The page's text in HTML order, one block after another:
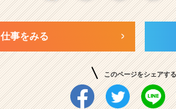
仕事をみる
このページをシェアする